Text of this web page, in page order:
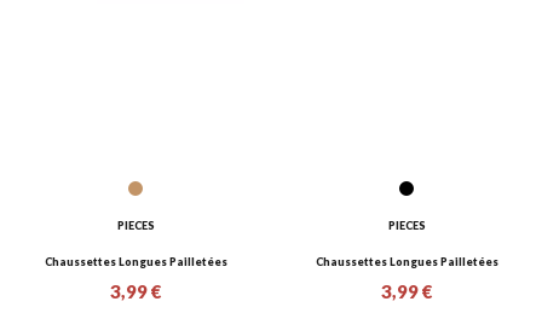
PIECES
Chaussettes Longues Pailletées
3,99 €
PIECES
Chaussettes Longues Pailletées
3,99 €